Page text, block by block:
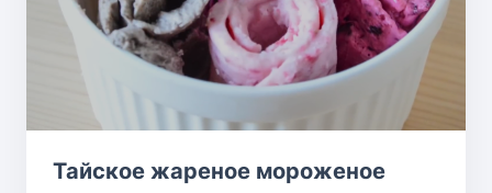
Тайское жареное мороженое